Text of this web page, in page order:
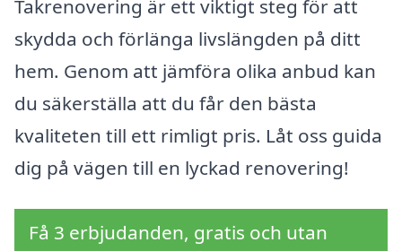
Takrenovering är ett viktigt steg för att
skydda och förlänga livslängden på ditt
hem. Genom att jämföra olika anbud kan
du säkerställa att du får den bästa
kvaliteten till ett rimligt pris. Låt oss guida
dig på vägen till en lyckad renovering!
Få 3 erbjudanden, gratis och utan